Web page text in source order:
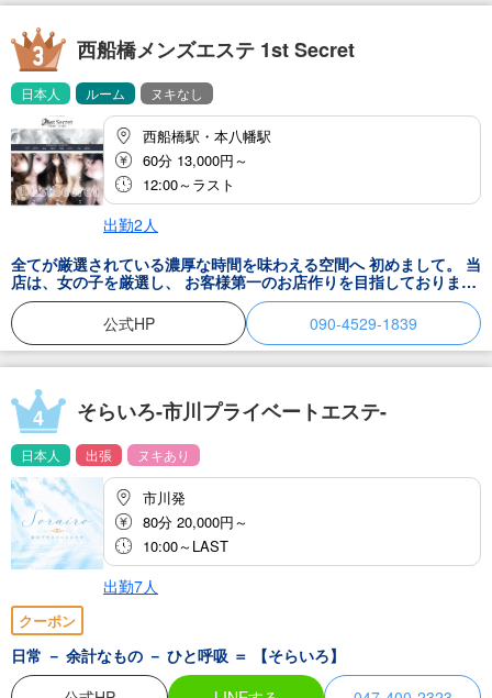
西船橋メンズエステ 1st Secret
日本人 ルーム ヌキなし
西船橋駅・本八幡駅
60分 13,000円～
12:00～ラスト
出勤2人
全てが厳選されている濃厚な時間を味わえる空間へ 初めまして。 当
店は、女の子を厳選し、 お客様第一のお店作りを目指しておりま
す！ 1度ご利用頂ければ実感いただけると思います！ 気になる女の
子への質問等、いつでもお待ちしております！ お客様のご希望に添
える様に心がけていきたいと思いますので、何卒よろしくお願い致
します。 ～1st Secret～全てが厳選されている女の子との濃厚な時
間を味わえる空間へ。
公式HP 090-4529-1839
4 そらいろ-市川プライベートエステ-
日本人 出張 ヌキあり
市川発
80分 20,000円～
10:00～LAST
出勤7人
クーポン
日常 － 余計なもの － ひと呼吸 ＝ 【そらいろ】